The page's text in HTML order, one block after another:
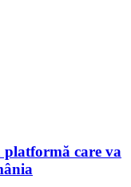
platformă care va